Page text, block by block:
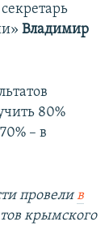
Владимир
80%
– в
провелив
крымского